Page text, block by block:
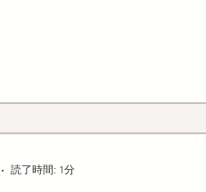
読了時間: 1分